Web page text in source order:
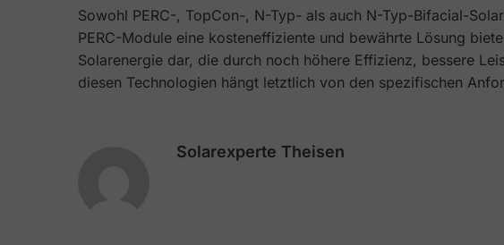
Sowohl PERC-, TopCon-, N-Typ- als auch N-Typ-Bifacial-
PERC-Module eine kosteneffiziente und bewährte Lösung
Solarenergie dar, die durch noch höhere Effizienz, bessere
diesen Technologien hängt letztlich von den spezifischen
Solarexperte Theisen